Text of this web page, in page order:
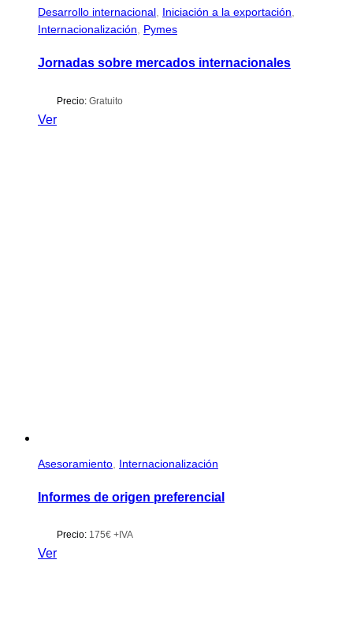
Desarrollo internacional Iniciación a la exportación
Internacionalización
Pymes
Jornadas sobre mercados internacionales
Precio: Gratuito
Ver
Asesoramiento Internacionalización
Informes de origen preferencial
Precio: 175€ +IVA
Ver